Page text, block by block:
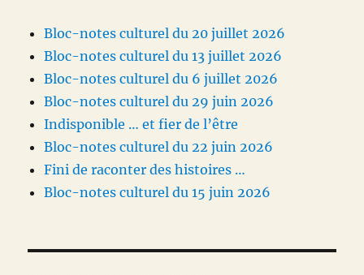
Bloc-notes culturel du 20 juillet 2026
Bloc-notes culturel du 13 juillet 2026
Bloc-notes culturel du 6 juillet 2026
Bloc-notes culturel du 29 juin 2026
Indisponible … et fier de l’être
Bloc-notes culturel du 22 juin 2026
Fini de raconter des histoires …
Bloc-notes culturel du 15 juin 2026